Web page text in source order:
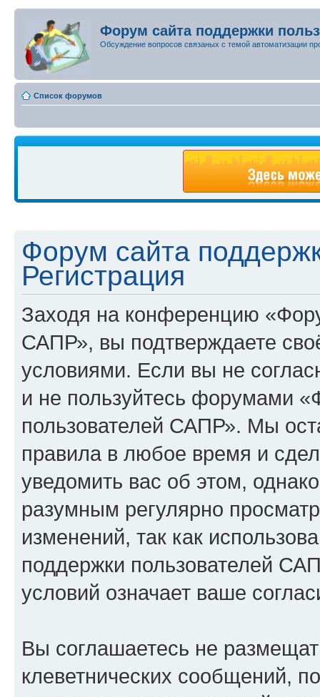
Форум сайта поддержки
Обсуждение вопросов связаных с темой автоматизации
Список форумов
Форум сайта
Регистрация
Заходя на конференцию
САПР», вы подтверждаете
условиями. Если вы не
и не пользуйтесь форумами
пользователей САПР». Мы
правила в любое время и
уведомить вас об этом,
разумным регулярно
изменений, так как
поддержки пользователей
условий означает ваше
Вы соглашаетесь не
клеветнических сообщений,